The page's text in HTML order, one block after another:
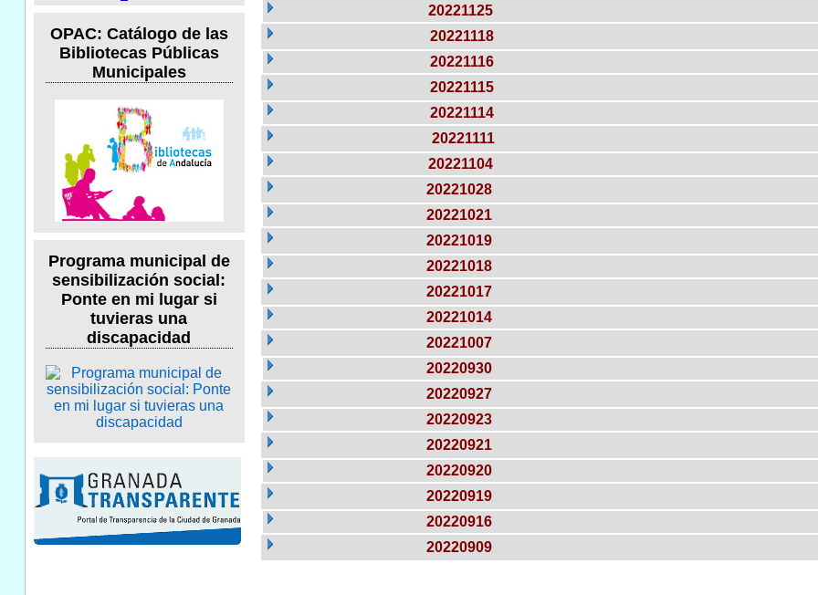
OPAC: Catálogo de las
Bibliotecas Públicas
Municipales
Programa municipal de
sensibilización social:
Ponte en mi lugar si
tuvieras una
discapacidad
20221125
20221118
20221116
20221115
20221114
20221111
20221104
20221028
20221021
20221019
20221018
20221017
20221014
20221007
20220930
20220927
20220923
20220921
20220920
20220919
20220916
20220909